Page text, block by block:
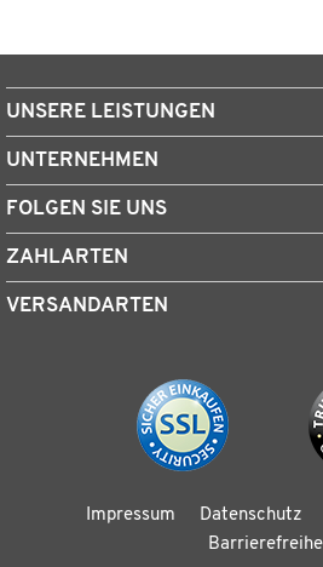
UNSERE LEISTUNGEN
UNTERNEHMEN
FOLGEN SIE UNS
ZAHLARTEN
VERSANDARTEN
Impressum Datenschutz